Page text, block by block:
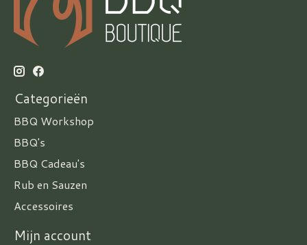
Categorieën
BBQ Workshop
BBQ's
BBQ Cadeau's
Rub en Sauzen
Accessoires
Mijn account